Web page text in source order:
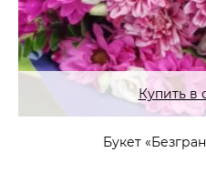
Купить в
Букет